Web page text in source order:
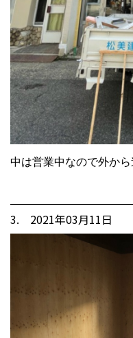
中は営業中なので外から
3. 2021年03月11日